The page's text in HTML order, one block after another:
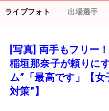
ライブフォト 出場選手
[写真] 両手もフリ
稲垣那奈子が頼りに
ム”「最高です」【
対策”】